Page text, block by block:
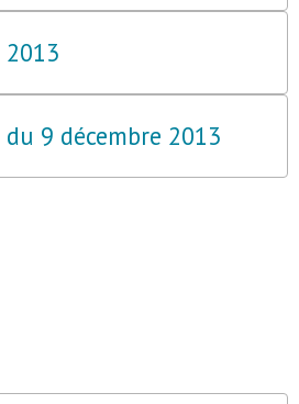
2013
9 décembre 2013